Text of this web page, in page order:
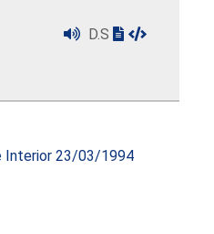
D.S
Interior 23/03/1994